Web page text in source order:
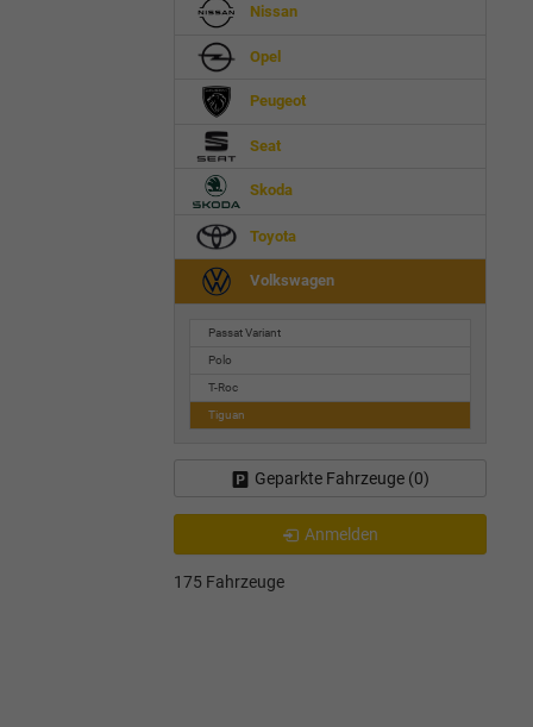
Nissan
Opel
Peugeot
Seat
Skoda
Toyota
Volkswagen
Passat Variant
Polo
T-Roc
Tiguan
Geparkte Fahrzeuge (0)
Anmelden
175 Fahrzeuge